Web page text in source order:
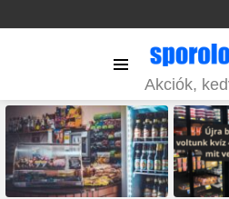
Akciók,
STORIES